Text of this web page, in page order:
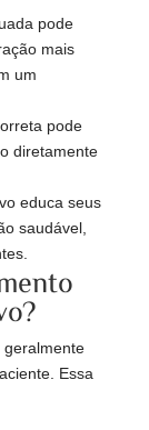
pode
mais
um
pode
diretamente
educa seus
saudável,
geralmente
Essa